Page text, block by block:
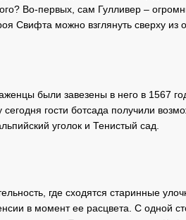
Во-первых, сам Гулливер –
Свифта можно взглянуть сверху
были завезены в него в 1567
гости ботсада получили
уголок и Тенистый сад.
где сходятся старинные
в момент ее расцвета. С одной